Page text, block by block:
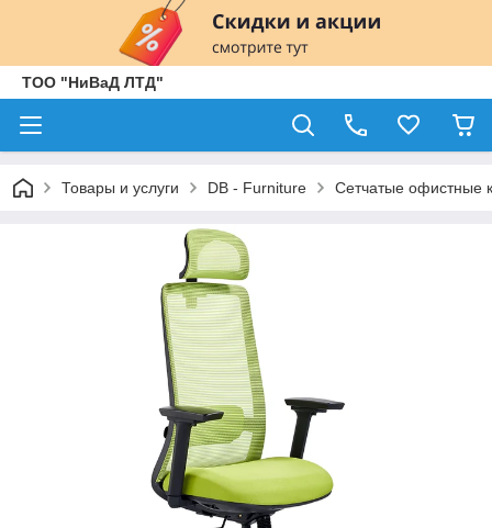
ТОО "НиВаД ЛТД"
Товары и услуги DB - Furniture Сетчатые офистные